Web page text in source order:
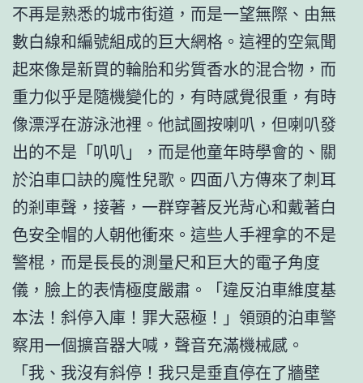
不再是熟悉的城市街道，而是一望無際、由無
數白線和編號組成的巨大網格。這裡的空氣聞
起來像是新買的輪胎和劣質香水的混合物，而
重力似乎是隨機變化的，有時感覺很重，有時
像漂浮在游泳池裡。他試圖按喇叭，但喇叭發
出的不是「叭叭」，而是他童年時學會的、關
於泊車口訣的魔性兒歌。四面八方傳來了刺耳
的剎車聲，接著，一群穿著反光背心和戴著白
色安全帽的人朝他衝來。這些人手裡拿的不是
警棍，而是長長的測量尺和巨大的電子角度
儀，臉上的表情極度嚴肅。「違反泊車維度基
本法！斜停入庫！罪大惡極！」領頭的泊車警
察用一個擴音器大喊，聲音充滿機械感。
「我、我沒有斜停！我只是垂直停在了牆壁